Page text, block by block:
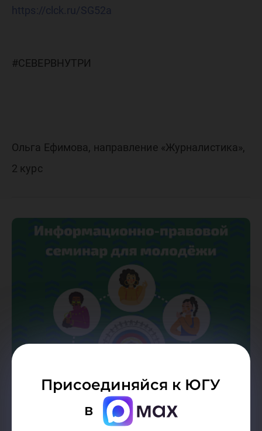
Присоединяйся к ЮГУ
в
https://clck.ru/SG52a
#СЕВЕРВНУТРИ
Ольга Ефимова, направление «Журналистика»,
2 курс